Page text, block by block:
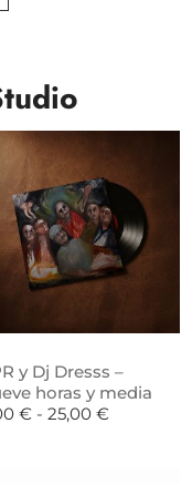
y Dj Dresss –
horas y media
€ - 25,00 €